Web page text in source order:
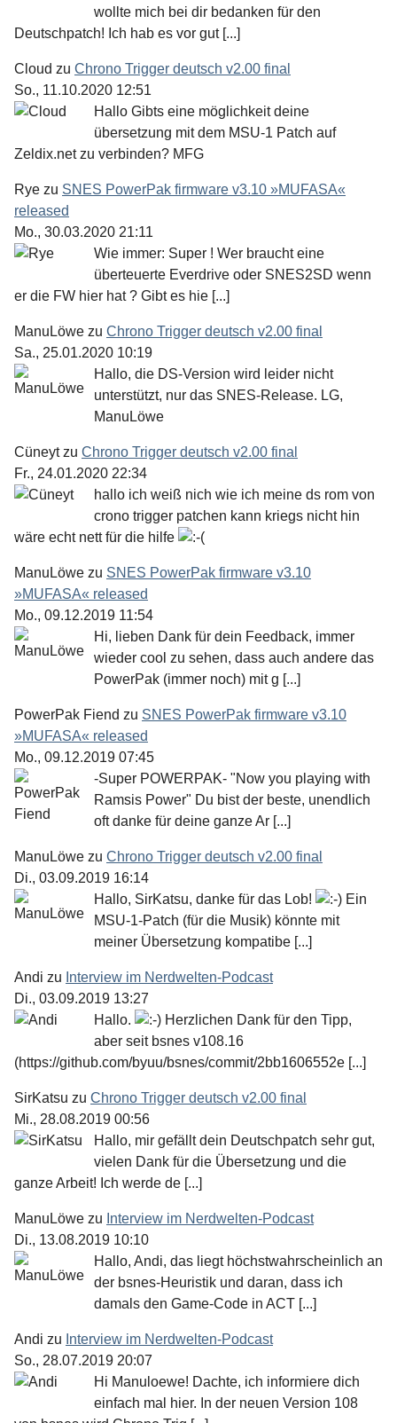
wollte mich bei dir bedanken für den
Deutschpatch! Ich hab es vor gut [...]
Cloud zu Chrono Trigger deutsch v2.00 final
So., 11.10.2020 12:51
Hallo Gibts eine möglichkeit deine
übersetzung mit dem MSU-1 Patch auf
Zeldix.net zu verbinden? MFG
Rye zu SNES PowerPak firmware v3.10 »MUFASA«
released
Mo., 30.03.2020 21:11
Wie immer: Super ! Wer braucht eine
überteuerte Everdrive oder SNES2SD wenn
er die FW hier hat ? Gibt es hie [...]
ManuLöwe zu Chrono Trigger deutsch v2.00 final
Sa., 25.01.2020 10:19
Hallo, die DS-Version wird leider nicht
unterstützt, nur das SNES-Release. LG,
ManuLöwe
Cüneytzu Chrono Trigger deutsch v2.00 final
Fr., 24.01.2020 22:34
hallo ich weiß nich wie ich meine ds rom von
crono trigger patchen kann kriegs nicht hin
wäre echt nett für die hilfe
ManuLöwe zu SNES PowerPak firmware v3.10
»MUFASA« released
Mo., 09.12.2019 11:54
Hi, lieben Dank für dein Feedback, immer
wieder cool zu sehen, dass auch andere das
PowerPak (immer noch) mit g [...]
PowerPak Fiend zu SNES PowerPak firmware v3.10
»MUFASA« released
Mo., 09.12.2019 07:45
-Super POWERPAK- "Now you playing with
Ramsis Power" Du bist der beste, unendlich
oft danke für deine ganze Ar [...]
ManuLöwe zu Chrono Trigger deutsch v2.00 final
Di., 03.09.2019 16:14
Hallo, SirKatsu, danke für das Lob!
Ein
MSU-1-Patch (für die Musik) könnte mit
meiner Übersetzung kompatibe [...]
Andi zu Interview im Nerdwelten-Podcast
Di., 03.09.2019 13:27
Hallo.
Herzlichen Dank für den Tipp,
aber seit bsnes v108.16
(https://github.com/byuu/bsnes/commit/2bb1606552e [...]
SirKatsu zu Chrono Trigger deutsch v2.00 final
Mi., 28.08.2019 00:56
Hallo, mir gefällt dein Deutschpatch sehr gut,
vielen Dank für die Übersetzung und die
ganze Arbeit! Ich werde de [...]
ManuLöwe zu Interview im Nerdwelten-Podcast
Di., 13.08.2019 10:10
Hallo, Andi, das liegt höchstwahrscheinlich an
der bsnes-Heuristik und daran, dass ich
damals den Game-Code in ACT [...]
Andi zu Interview im Nerdwelten-Podcast
So., 28.07.2019 20:07
Hi Manuloewe! Dachte, ich informiere dich
einfach mal hier. In der neuen Version 108